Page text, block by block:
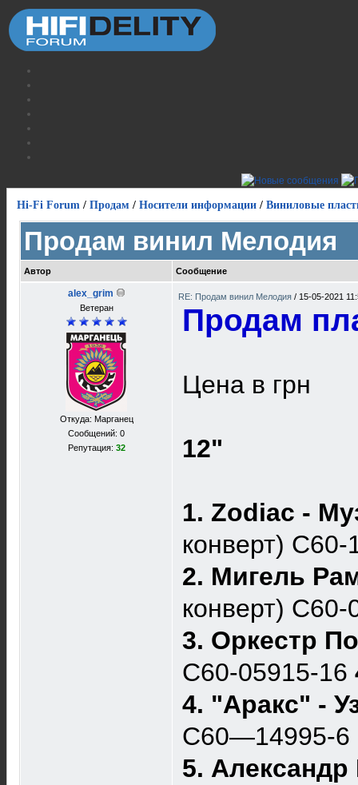
Hi-Fi Forum / Продам / Носители информации / Виниловые
Продам винил Мелодия
Автор Сообщение
alex_grim
Ветеран
Откуда: Марганец
Сообщений: 0
Репутация: 32
RE: Продам винил Мелодия / 15-05-2021
Продам
Цена в грн
12"
1. Zodiac -
конверт)
2. Мигель
конверт)
3. Оркестр
С60-05915-16
4. "Аракс" -
С60—14995-6
5. Александр